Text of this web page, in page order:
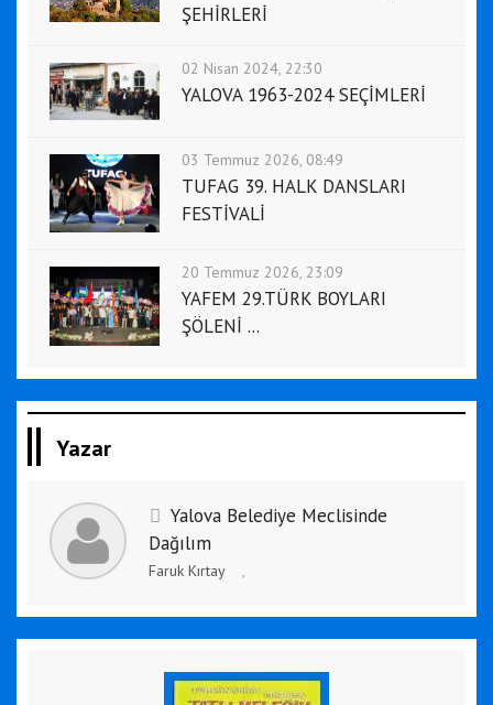
ŞEHİRLERİ
02 Nisan 2024, 22:30
YALOVA 1963-2024 SEÇİMLERİ
03 Temmuz 2026, 08:49
TUFAG 39. HALK DANSLARI
FESTİVALİ
20 Temmuz 2026, 23:09
YAFEM 29.TÜRK BOYLARI
ŞÖLENİ ...
Yazar
Yalova Belediye Meclisinde
Dağılım
Faruk Kırtay ,